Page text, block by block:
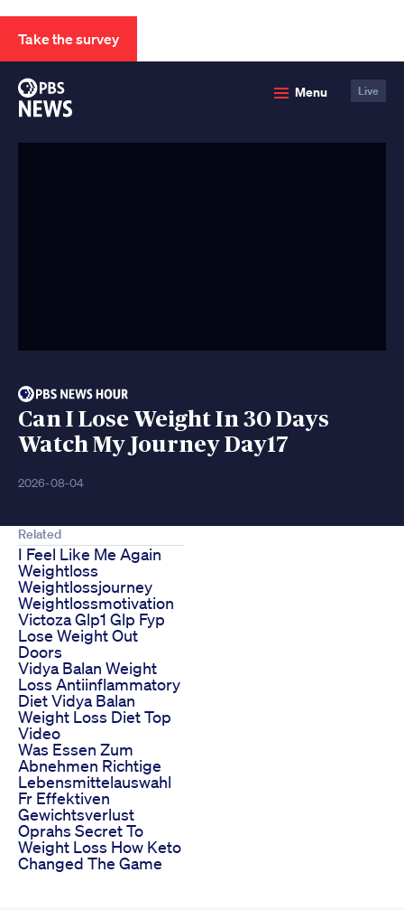
Take the survey
Menu Live
Can I Lose Weight In 30 Days
Watch My Journey Day17
2026-08-04
Related
I Feel Like Me Again
Weightloss
Weightlossjourney
Weightlossmotivation
Victoza Glp1 Glp Fyp
Lose Weight Out
Doors
Vidya Balan Weight
Loss Antiinflammatory
Diet Vidya Balan
Weight Loss Diet Top
Video
Was Essen Zum
Abnehmen Richtige
Lebensmittelauswahl
Fr Effektiven
Gewichtsverlust
Oprahs Secret To
Weight Loss How Keto
Changed The Game